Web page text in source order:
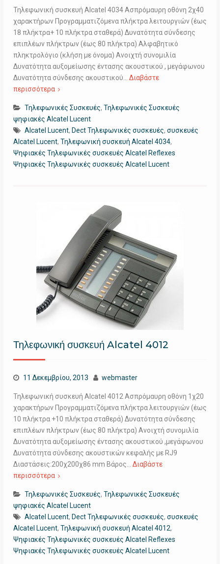
Τηλεφωνική συσκευή Alcatel 4034 Ασπρόμαυρη οθόνη 2χ40
χαρακτήρων Προγραμματιζόμενα πλήκτρα λειτουργιών (έως
18 πλήκτρα+ 10 πλήκτρα σταθερά) Δυνατότητα σύνδεσης
επιπλέων πλήκτρων (έως 80 πλήκτρα) Αλφαβητικό
πληκτρολόγιο (κλήση με όνομα) Ανοιχτή συνομιλία
Δυνατότητα αυξομείωσης έντασης ακουστικού , μεγάφωνου
Δυνατότητα σύνδεσης ακουστικού… Διαβάστε
περισσότερα
Τηλεφωνικές Συσκευές, Τηλεφωνικές Συσκευές
ψηφιακές Alcatel Lucent
Alcatel Lucent, Dect Τηλεφωνικές συσκευές, συσκευές
Alcatel Lucent, Τηλεφωνική συσκευή Alcatel 4034,
Ψηφιακές Τηλεφωνικές συσκευές Alcatel Reflexes
Ψηφιακές Τηλεφωνικές συσκευές Alcatel Lucent
Τηλεφωνική συσκευή Alcatel 4012
11 Δεκεμβρίου, 2013 webmaster
Τηλεφωνική συσκευή Alcatel 4012 Ασπρόμαυρη οθόνη 1χ20
χαρακτήρων Προγραμματιζόμενα πλήκτρα λειτουργιών (έως
10 πλήκτρα +10 πλήκτρα σταθερά) Δυνατότητα σύνδεσης
επιπλέων πλήκτρων (έως 80 πλήκτρα) Ανοιχτή συνομιλία
Δυνατότητα αυξομείωσης έντασης ακουστικού ,μεγάφωνου
Δυνατότητα σύνδεσης ακουστικών κεφαλής με RJ9
Διαστάσεις:200χ200χ86 mm Βάρος… Διαβάστε
περισσότερα
Τηλεφωνικές Συσκευές, Τηλεφωνικές Συσκευές
ψηφιακές Alcatel Lucent
Alcatel Lucent, Dect Τηλεφωνικές συσκευές, συσκευές
Alcatel Lucent, Τηλεφωνική συσκευή Alcatel 4012,
Ψηφιακές Τηλεφωνικές συσκευές Alcatel Reflexes
Ψηφιακές Τηλεφωνικές συσκευές Alcatel Lucent